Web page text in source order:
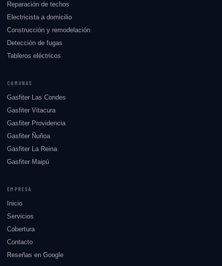
Reparación de techos
Electricista a domicilio
Construcción y remodelación
Detección de fugas
Tableros eléctricos
COMUNAS
Gasfiter Las Condes
Gasfiter Vitacura
Gasfiter Providencia
Gasfiter Ñuñoa
Gasfiter La Reina
Gasfiter Maipú
EMPRESA
Inicio
Servicios
Cobertura
Contacto
Reseñas en Google